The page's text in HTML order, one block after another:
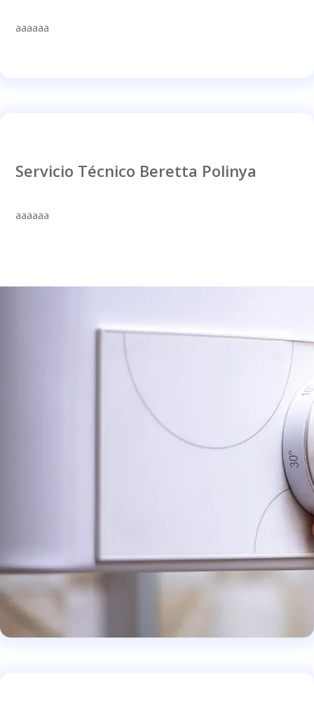
aaaaaa
Servicio Técnico Beretta Polinya
aaaaaa